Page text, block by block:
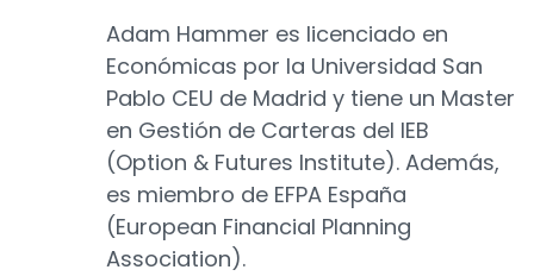
Adam Hammer es licenciado en
Económicas por la Universidad San
Pablo CEU de Madrid y tiene un Master
en Gestión de Carteras del IEB
(Option & Futures Institute). Además,
es miembro de EFPA España
(European Financial Planning
Association).